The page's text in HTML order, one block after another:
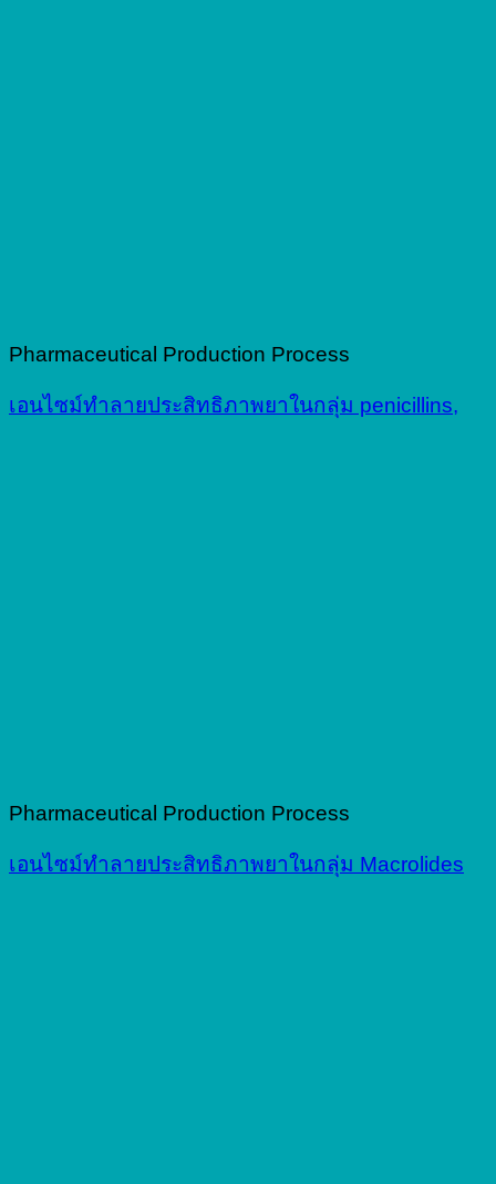
Pharmaceutical Production Process
เอนไซม์ทำลายประสิทธิภาพยาในกลุ่ม penicillins,
Pharmaceutical Production Process
เอนไซม์ทำลายประสิทธิภาพยาในกลุ่ม Macrolides